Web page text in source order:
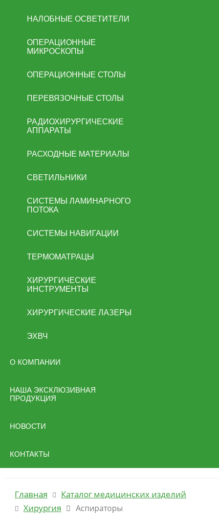
НАЛОБНЫЕ ОСВЕТИТЕЛИ
ОПЕРАЦИОННЫЕ
МИКРОСКОПЫ
ОПЕРАЦИОННЫЕ СТОЛЫ
ПЕРЕВЯЗОЧНЫЕ СТОЛЫ
РАДИОХИРУРГИЧЕСКИЕ
АППАРАТЫ
РАСХОДНЫЕ МАТЕРИАЛЫ
СВЕТИЛЬНИКИ
СИСТЕМЫ ЛАМИНАРНОГО
ПОТОКА
СИСТЕМЫ НАВИГАЦИИ
ТЕРМОМАТРАЦЫ
ХИРУРГИЧЕСКИЕ
ИНСТРУМЕНТЫ
ХИРУРГИЧЕСКИЕ ЛАЗЕРЫ
ЭХВЧ
О КОМПАНИИ
НАША ЭКСКЛЮЗИВНАЯ
ПРОДУКЦИЯ
НОВОСТИ
КОНТАКТЫ
Главная
Каталог медицинских изделий
Хирургия
Аспираторы